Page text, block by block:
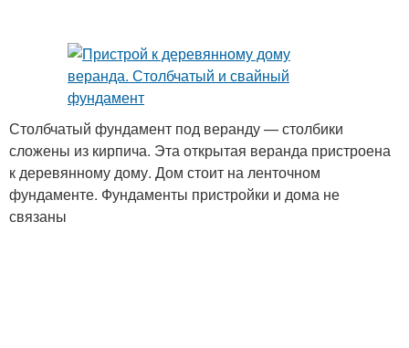
Столбчатый фундамент под веранду — столбики
сложены из кирпича. Эта открытая веранда пристроена
к деревянному дому. Дом стоит на ленточном
фундаменте. Фундаменты пристройки и дома не
связаны